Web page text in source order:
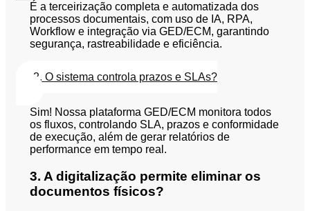
É a terceirização completa e automatizada dos
processos documentais, com uso de IA, RPA,
Workflow e integração via GED/ECM, garantindo
segurança, rastreabilidade e eficiência.
2. O sistema controla prazos e SLAs?
Sim! Nossa plataforma GED/ECM monitora todos
os fluxos, controlando SLA, prazos e conformidade
de execução, além de gerar relatórios de
performance em tempo real.
3. A digitalização permite eliminar os
documentos físicos?